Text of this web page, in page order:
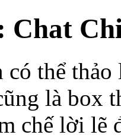
Chat
thể
là box
chế lời lẽ